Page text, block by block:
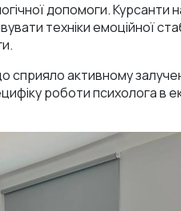
допомоги. Курсанти
техніки емоційної
сприяло активному
роботи психолога в